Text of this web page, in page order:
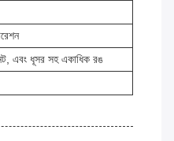
এবং ধূসর সহ একাধিক রঙ